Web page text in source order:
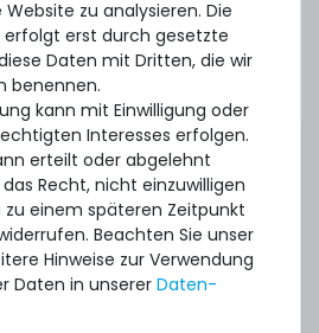
8.500Bewertungen
zu analysieren. Die
erst durch gesetzte
Daten mit Dritten, die wir
benennen.
kann mit Einwilligung oder
Interesses erfolgen.
erteilt oder abgelehnt
Recht, nicht einzuwilligen
zu einem späteren Zeitpunkt
Beachten Sie unser
Hinweise zur Verwendung
Daten in unserer Daten­